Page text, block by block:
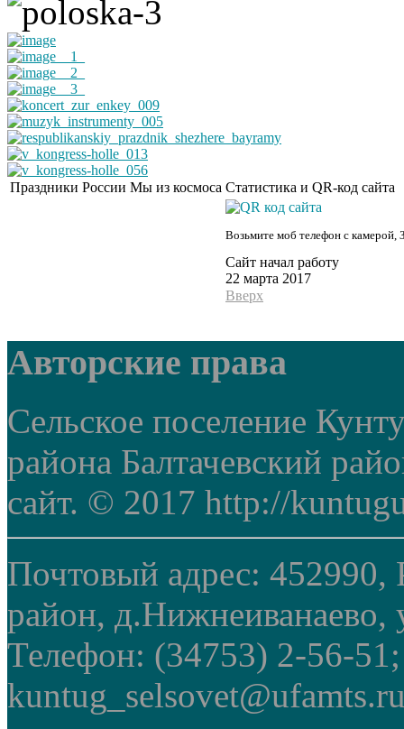
Праздники России Мы из космоса Статистика и QR-код сайта
Возьмите моб телефон с камерой,
Сайт начал работу
22 марта 2017
Вверх
Авторские права
Сельское поселение
района Балтачевский
сайт. © 2017 http://
Почтовый адрес: 452990,
район, д.Нижнеиванаево,
Телефон: (34753) 2-56-